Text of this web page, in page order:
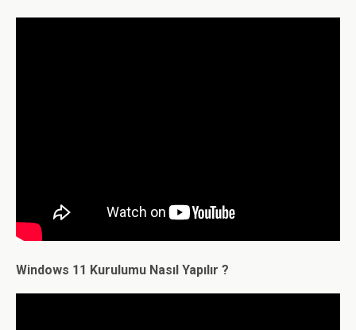
Windows 11 Kurulumu Nasıl Yapılır ?